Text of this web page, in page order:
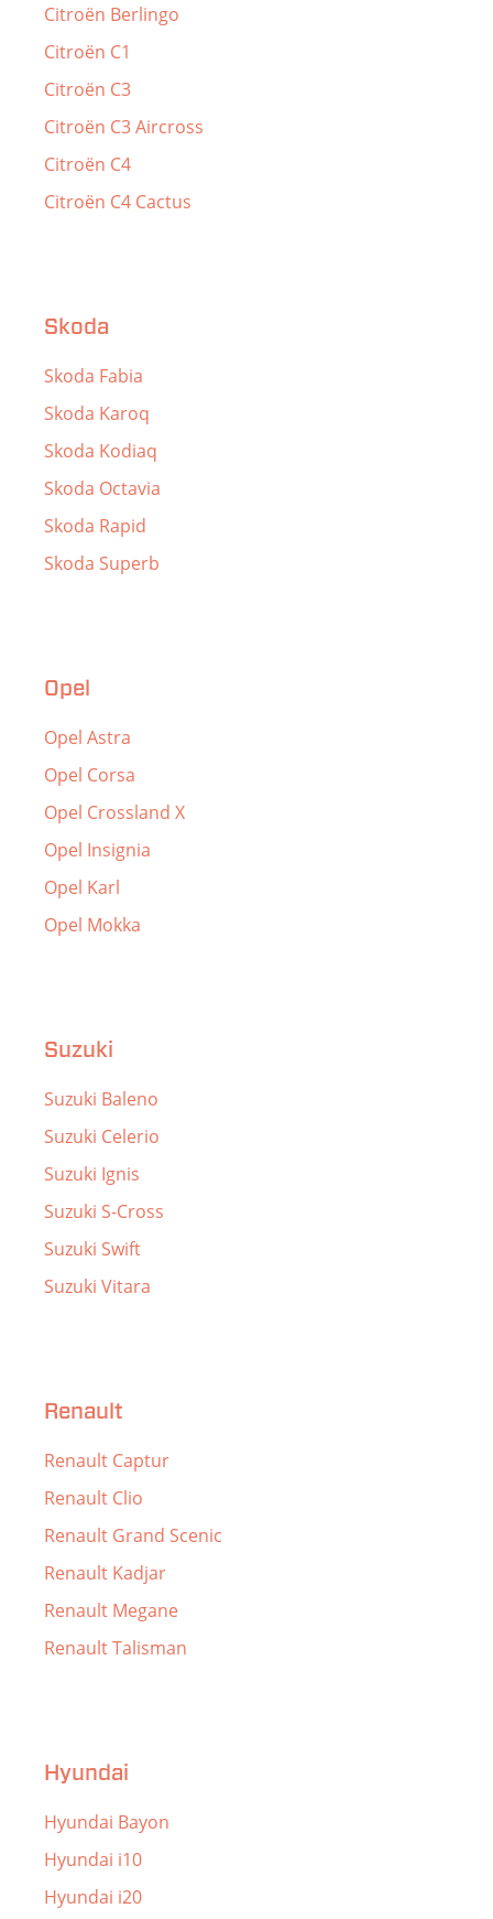
Citroën Berlingo
Citroën C1
Citroën C3
Citroën C3 Aircross
Citroën C4
Citroën C4 Cactus
Skoda
Skoda Fabia
Skoda Karoq
Skoda Kodiaq
Skoda Octavia
Skoda Rapid
Skoda Superb
Opel
Opel Astra
Opel Corsa
Opel Crossland X
Opel Insignia
Opel Karl
Opel Mokka
Suzuki
Suzuki Baleno
Suzuki Celerio
Suzuki Ignis
Suzuki S-Cross
Suzuki Swift
Suzuki Vitara
Renault
Renault Captur
Renault Clio
Renault Grand Scenic
Renault Kadjar
Renault Megane
Renault Talisman
Hyundai
Hyundai Bayon
Hyundai i10
Hyundai i20